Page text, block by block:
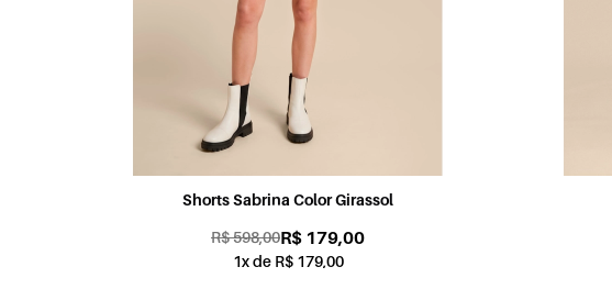
Shorts Candy Color Coral
R$ 598,00R$ 179,00
1x de R$ 179,00